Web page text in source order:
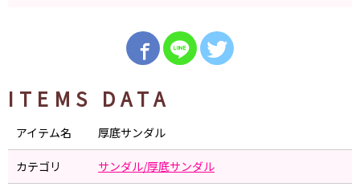
ITEMS DATA
アイテム名 厚底サンダル
カテゴリ サンダル/厚底サンダル